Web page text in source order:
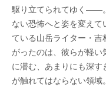
駆り立てられてゆく――
ない恐怖へと姿を変えて
ている山岳ライター・吉
がったのは、彼らが軽
に潜む、あまりにも深す
が触れてはならない領域